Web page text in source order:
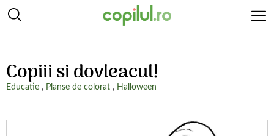
Copiii si dovleacul!
Educatie , Planse de colorat , Halloween